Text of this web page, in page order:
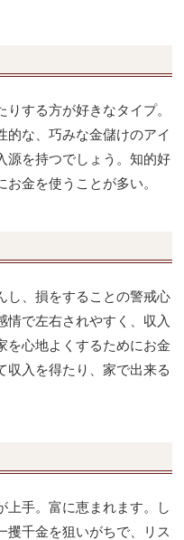
する方が好きなタイプ。
的な、巧みな金儲けのアイ
源を持つでしょう。知的好
金を使うことが多い。
し、損をすることの警戒心
情で左右されやすく、収入
を心地よくするためにお金
収入を得たり、家で出来る
上手。富に恵まれます。し
攫千金を狙いがちで、リス